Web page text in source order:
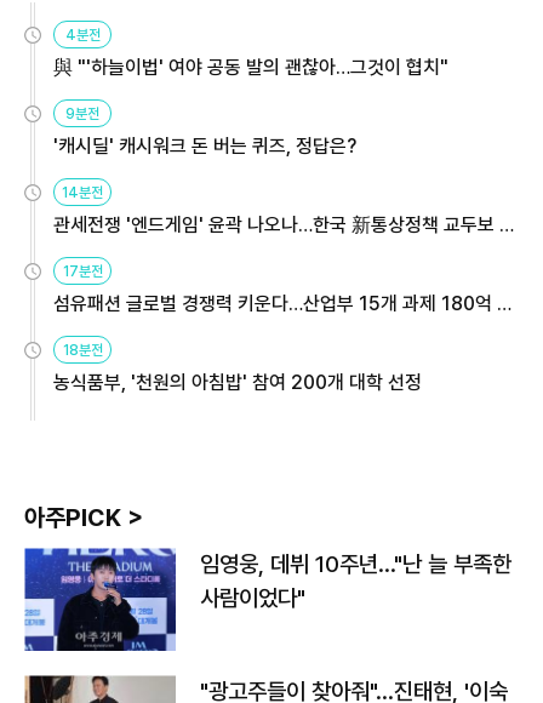
4분전
與 "'하늘이법' 여야 공동 발의 괜찮아…그것이 협치"
9분전
'캐시딜' 캐시워크 돈 버는 퀴즈, 정답은?
14분전
관세전쟁 '엔드게임' 윤곽 나오나…한국 新통상정책 교두보 활
용해야
17분전
섬유패션 글로벌 경쟁력 키운다…산업부 15개 과제 180억 지
원
18분전
농식품부, '천원의 아침밥' 참여 200개 대학 선정
아주PICK >
임영웅, 데뷔 10주년…"난 늘 부족한
사람이었다"
"광고주들이 찾아줘"…진태현, '이숙